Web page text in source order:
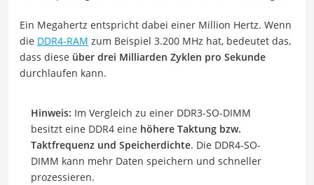
Ein Megahertz entspricht dabei einer Million Hertz. Wenn
die DDR4-RAM zum Beispiel 3.200 MHz hat, bedeutet das,
dass diese über drei Milliarden Zyklen pro Sekunde
durchlaufen kann.
Hinweis: Im Vergleich zu einer DDR3-SO-DIMM
besitzt eine DDR4 eine höhere Taktung bzw.
Taktfrequenz und Speicherdichte. Die DDR4-SO-
DIMM kann mehr Daten speichern und schneller
prozessieren.